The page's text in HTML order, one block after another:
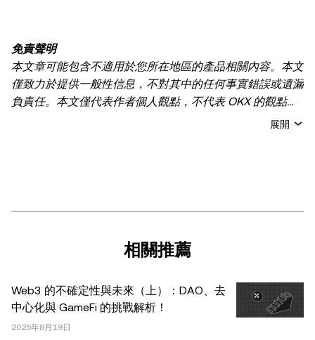
免責聲明
本文章可能包含不適用於您所在地區的產品相關內容。本文
僅致力於提供一般性信息，不對其中的任何事實錯誤或遺漏
負責任。本文僅代表作者個人觀點，不代表 OKX 的觀點。
本文無意提供以下任何建議，包括但不限於：(i) 投資建議
計信息，如果有) 僅供一般參考之用。儘管我們在準備這些
數據和圖表時已採取了所有合理的謹慎措施，但對於此處表
OKX。本文可以全文複製或分發，也可以使用本文 100 字
或更少的摘錄，前提是此類使用是非商業性的。整篇文章的
任何複製或分發亦必須突出說明：“本文版權所有 © 2025
展開
相關推薦
Web3 的不確定性與未來（上）：DAO、去
中心化與 GameFi 的挑戰解析！
2025年8月19日